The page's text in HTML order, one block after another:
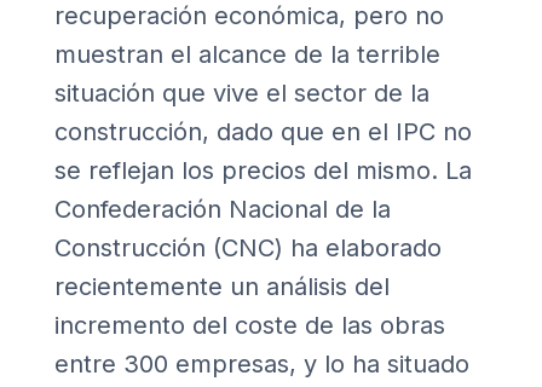
recuperación económica, pero no
muestran el alcance de la terrible
situación que vive el sector de la
construcción, dado que en el IPC no
se reflejan los precios del mismo. La
Confederación Nacional de la
Construcción (CNC) ha elaborado
recientemente un análisis del
incremento del coste de las obras
entre 300 empresas, y lo ha situado